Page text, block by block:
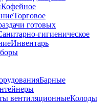
Кофейное
Торговое
готовых
гигиеническое
Инвентарь
Барные
вентиляционныеКолоды